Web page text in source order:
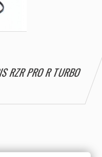
RZR PRO R TURBO